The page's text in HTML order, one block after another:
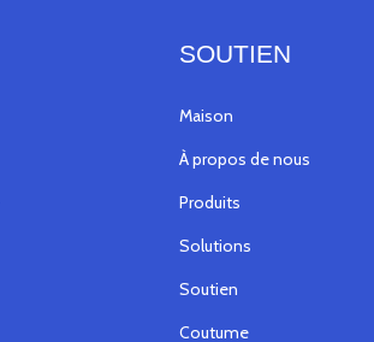
SOUTIEN
Maison
À propos de nous
Produits
Solutions
Soutien
Coutume